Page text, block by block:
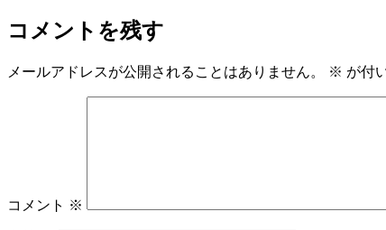
コメントを残す
メールアドレスが公開されることはありません。 ※ が付
コメント ※